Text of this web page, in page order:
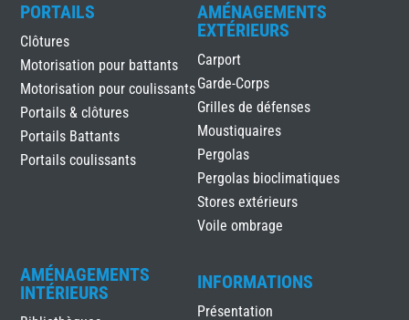
PORTAILS
Clôtures
Motorisation pour battants
Motorisation pour coulissants
Portails & clôtures
Portails Battants
Portails coulissants
AMÉNAGEMENTS
EXTÉRIEURS
Carport
Garde-Corps
Grilles de défenses
Moustiquaires
Pergolas
Pergolas bioclimatiques
Stores extérieurs
Voile ombrage
AMÉNAGEMENTS
INTÉRIEURS
INFORMATIONS
Présentation